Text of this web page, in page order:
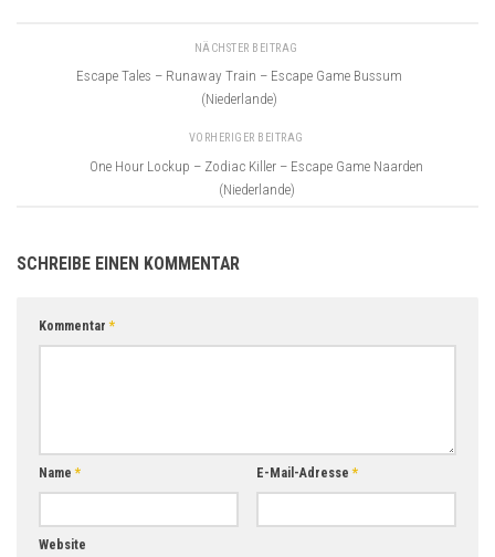
NÄCHSTER BEITRAG
Escape Tales – Runaway Train – Escape Game Bussum
(Niederlande)
VORHERIGER BEITRAG
One Hour Lockup – Zodiac Killer – Escape Game Naarden
(Niederlande)
SCHREIBE EINEN KOMMENTAR
Kommentar*
Name* E-Mail-Adresse*
Website